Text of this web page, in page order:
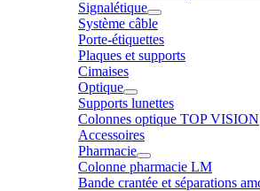
Signalétique
Système câble
Porte-étiquettes
Plaques et supports
Cimaises
Optique
Supports lunettes
Colonnes optique TOP VISION
Accessoires
Pharmacie
Colonne pharmacie LM
Bande crantée et séparations